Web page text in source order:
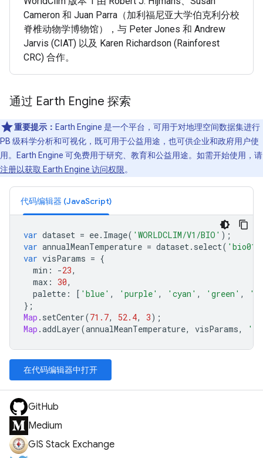
Cameron 和 Juan Parra（加利福尼亚大学伯克利分校
脊椎动物学博物馆），与 Peter Jones 和 Andrew
Jarvis (CIAT) 以及 Karen Richardson (Rainforest
CRC) 合作。
通过 Earth Engine 探索
重要提示： Earth Engine 是一个平台，可用于对地理空间数据集进行
PB 级科学分析和可视化，既可用于公益用途，也可供企业和政府用户使
用。Earth Engine 可免费用于研究、教育和公益用途。如需开始使用，请
注册以获取 Earth Engine 访问权限。
代码编辑器 (JavaScript)
var dataset = ee. Image( 'WORLDCLIM/V1/BIO' );
var annualMeanTemperature = dataset. select( 'bio01'
var visParams = {
min : -23,
max : 30,
palette : [ 'blue' , 'purple' , 'cyan' , 'green' ,
};
Map . setCenter(71.7, 52.4, 3);
Map .addLayer(annualMeanTemperature, visParams,
在代码编辑器中打开
GitHub
Medium
GIS Stack Exchange